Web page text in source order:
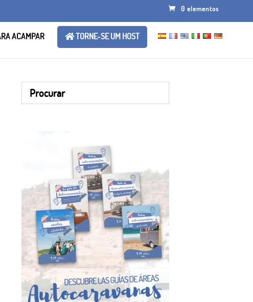
0 elementos
ACAMPAR TORNE-SE UM HOST